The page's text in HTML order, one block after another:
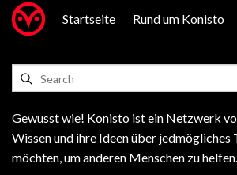
Startseite Rund um Konisto
Gewusst wie! Konisto ist ein Netzwerk
Wissen und ihre Ideen über jedmögliches
möchten, um anderen Menschen zu helfen.